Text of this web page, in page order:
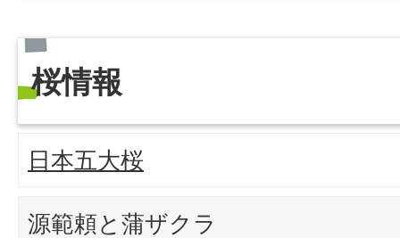
桜情報
日本五大桜
源範頼と蒲ザクラ